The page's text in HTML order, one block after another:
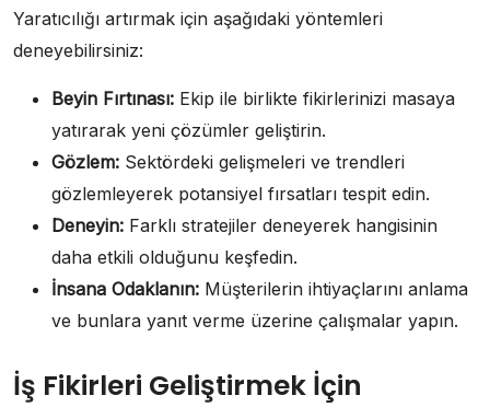
Yaratıcılığı artırmak için aşağıdaki yöntemleri
deneyebilirsiniz:
Beyin Fırtınası: Ekip ile birlikte fikirlerinizi masaya
yatırarak yeni çözümler geliştirin.
Gözlem: Sektördeki gelişmeleri ve trendleri
gözlemleyerek potansiyel fırsatları tespit edin.
Deneyin: Farklı stratejiler deneyerek hangisinin
daha etkili olduğunu keşfedin.
İnsana Odaklanın: Müşterilerin ihtiyaçlarını anlama
ve bunlara yanıt verme üzerine çalışmalar yapın.
İş Fikirleri Geliştirmek İçin